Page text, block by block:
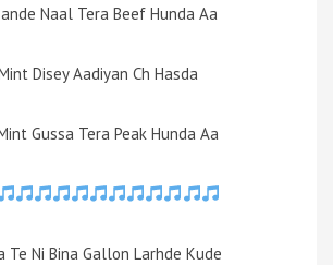
Naal Tera Beef Hunda Aa
Disey Aadiyan Ch Hasda
Gussa Tera Peak Hunda Aa
Te Ni Bina Gallon Larhde Kude